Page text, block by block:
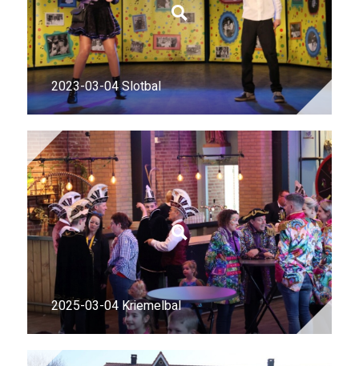
2023-03-04 Slotbal
2025-03-04 Kriemelbal